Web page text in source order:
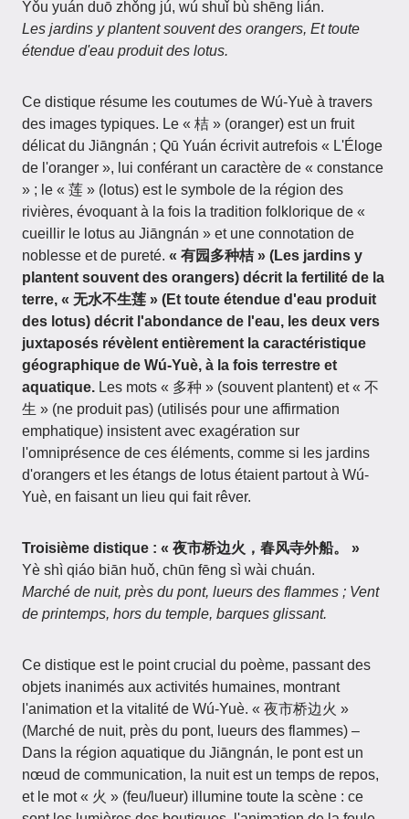
Yǒu yuán duō zhǒng jú, wú shuǐ bù shēng lián.
Les jardins y plantent souvent des orangers, Et toute
étendue d'eau produit des lotus.
Ce distique résume les coutumes de Wú-Yuè à travers
des images typiques. Le « 桔 » (oranger) est un fruit
délicat du Jiāngnán ; Qū Yuán écrivit autrefois « L'Éloge
de l'oranger », lui conférant un caractère de « constance
» ; le « 莲 » (lotus) est le symbole de la région des
rivières, évoquant à la fois la tradition folklorique de «
cueillir le lotus au Jiāngnán » et une connotation de
noblesse et de pureté. « 有园多种桔 » (Les jardins y
plantent souvent des orangers) décrit la fertilité de la
terre, « 无水不生莲 » (Et toute étendue d'eau produit
des lotus) décrit l'abondance de l'eau, les deux vers
juxtaposés révèlent entièrement la caractéristique
géographique de Wú-Yuè, à la fois terrestre et
aquatique. Les mots « 多种 » (souvent plantent) et « 不
生 » (ne produit pas) (utilisés pour une affirmation
emphatique) insistent avec exagération sur
l'omniprésence de ces éléments, comme si les jardins
d'orangers et les étangs de lotus étaient partout à Wú-
Yuè, en faisant un lieu qui fait rêver.
Troisième distique : « 夜市桥边火，春风寺外船。 »
Yè shì qiáo biān huǒ, chūn fēng sì wài chuán.
Marché de nuit, près du pont, lueurs des flammes ; Vent
de printemps, hors du temple, barques glissant.
Ce distique est le point crucial du poème, passant des
objets inanimés aux activités humaines, montrant
l'animation et la vitalité de Wú-Yuè. « 夜市桥边火 »
(Marché de nuit, près du pont, lueurs des flammes) –
Dans la région aquatique du Jiāngnán, le pont est un
nœud de communication, la nuit est un temps de repos,
et le mot « 火 » (feu/lueur) illumine toute la scène : ce